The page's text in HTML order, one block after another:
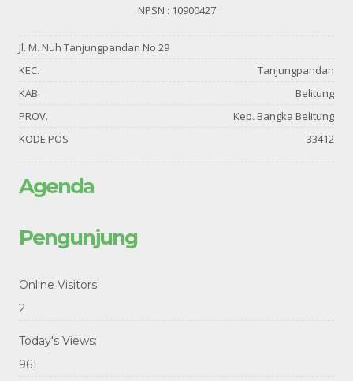
NPSN : 10900427
Jl. M. Nuh Tanjungpandan No 29
KEC.
Tanjungpandan
KAB.
Belitung
PROV.
Kep. Bangka Belitung
KODE POS
33412
Agenda
Pengunjung
Online Visitors:
2
Today's Views:
961